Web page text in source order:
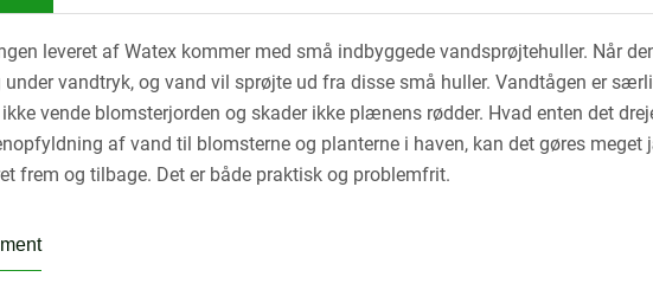
leveret af Watex kommer med små indbyggede vandsprøjtehuller. Når
vandtryk, og vand vil sprøjte ud fra disse små huller. Vandtågen er
vende blomsterjorden og skader ikke plænens rødder. Hvad enten det
af vand til blomsterne og planterne i haven, kan det gøres
frem og tilbage. Det er både praktisk og problemfrit.